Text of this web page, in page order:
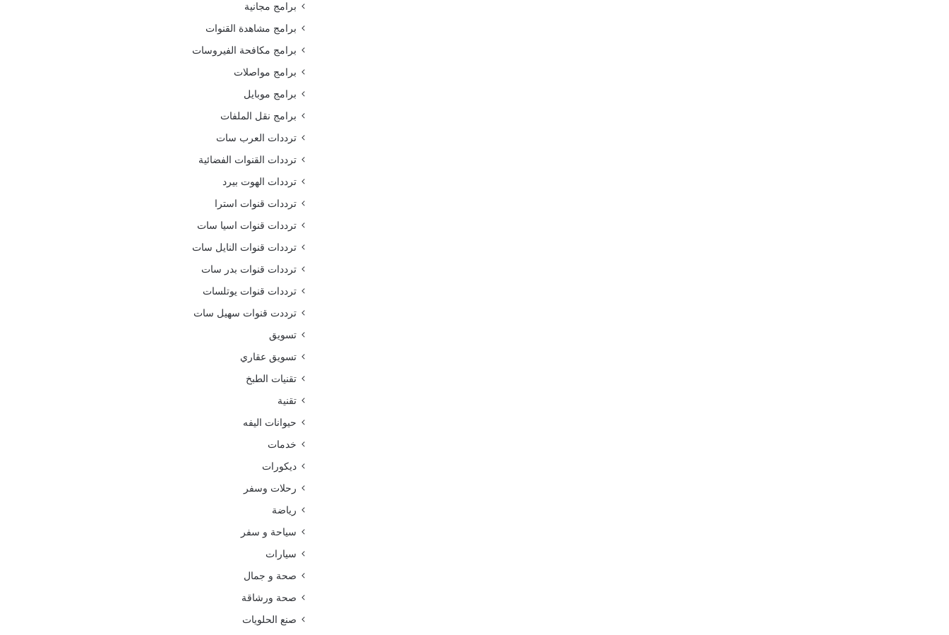
برامج مجانية
برامج مشاهدة القنوات
برامج مكافحة الفيروسات
برامج مواصلات
برامج موبايل
برامج نقل الملفات
ترددات العرب سات
ترددات القنوات الفضائية
ترددات الهوت بيرد
ترددات قنوات استرا
ترددات قنوات اسيا سات
ترددات قنوات النايل سات
ترددات قنوات بدر سات
ترددات قنوات يوتلسات
ترددت قنوات سهيل سات
تسويق
تسويق عقاري
تقنيات الطبخ
تقنية
حيوانات اليفه
خدمات
ديكورات
رحلات وسفر
رياضة
سياحة و سفر
سيارات
صحة و جمال
صحة ورشاقة
صنع الحلويات